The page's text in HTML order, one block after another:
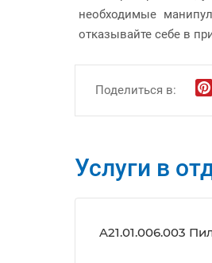
необходимые
отказывайте себе в
Поделиться в:
Услуги в
A21.01.006.003